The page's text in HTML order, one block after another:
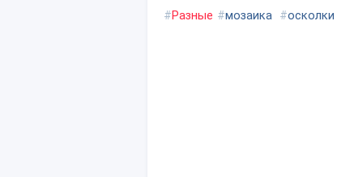
#Разные #мозаика #осколки